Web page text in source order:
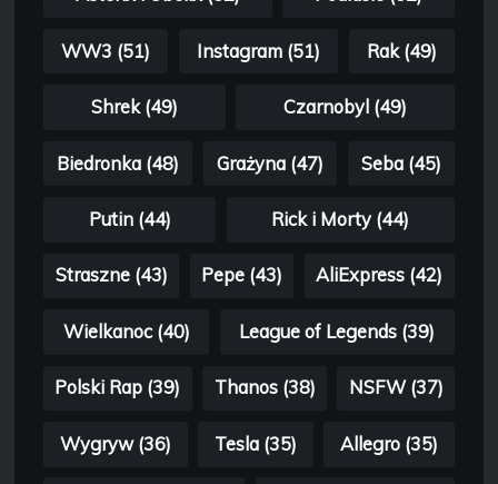
WW3 (51) Instagram (51) Rak (49)
Shrek (49) Czarnobyl (49)
Biedronka (48) Grażyna (47) Seba (45)
Putin (44) Rick i Morty (44)
Straszne (43) Pepe (43) AliExpress (42)
Wielkanoc (40) League of Legends (39)
Polski Rap (39) Thanos (38) NSFW (37)
Wygryw (36) Tesla (35) Allegro (35)